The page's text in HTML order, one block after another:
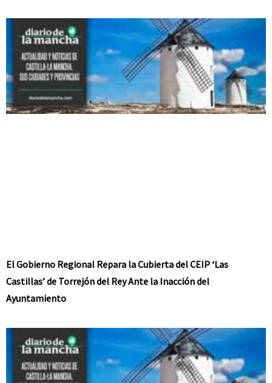
El Gobierno Regional Repara la Cubierta del CEIP ‘Las
Castillas’ de Torrejón del Rey Ante la Inacción del
Ayuntamiento